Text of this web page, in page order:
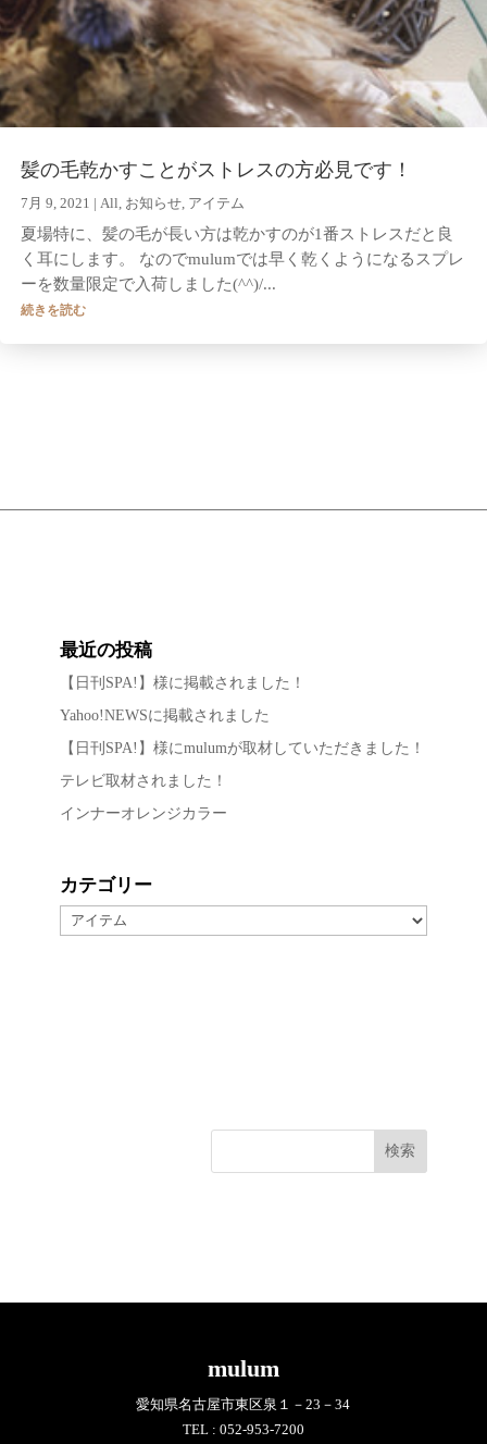
髪の毛乾かすことがストレスの方必見です！
7月 9, 2021 | All, お知らせ, アイテム
夏場特に、髪の毛が長い方は乾かすのが1番ストレスだと良
く耳にします。 なのでmulumでは早く乾くようになるスプレ
ーを数量限定で入荷しました(^^)/...
続きを読む
最近の投稿
【日刊SPA!】様に掲載されました！
Yahoo!NEWSに掲載されました
【日刊SPA!】様にmulumが取材していただきました！
テレビ取材されました！
インナーオレンジカラー
カテゴリー
カ
検索
mulum
愛知県名古屋市東区泉１－23－34
TEL : 052-953-7200